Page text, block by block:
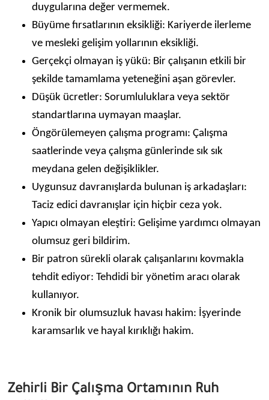
duygularına değer vermemek.
Büyüme fırsatlarının eksikliği: Kariyerde ilerleme
ve mesleki gelişim yollarının eksikliği.
Gerçekçi olmayan iş yükü: Bir çalışanın etkili bir
şekilde tamamlama yeteneğini aşan görevler.
Düşük ücretler: Sorumluluklara veya sektör
standartlarına uymayan maaşlar.
Öngörülemeyen çalışma programı: Çalışma
saatlerinde veya çalışma günlerinde sık sık
meydana gelen değişiklikler.
Uygunsuz davranışlarda bulunan iş arkadaşları:
Taciz edici davranışlar için hiçbir ceza yok.
Yapıcı olmayan eleştiri: Gelişime yardımcı olmayan
olumsuz geri bildirim.
Bir patron sürekli olarak çalışanlarını kovmakla
tehdit ediyor: Tehdidi bir yönetim aracı olarak
kullanıyor.
Kronik bir olumsuzluk havası hakim: İşyerinde
karamsarlık ve hayal kırıklığı hakim.
Zehirli Bir Çalışma Ortamının Ruh